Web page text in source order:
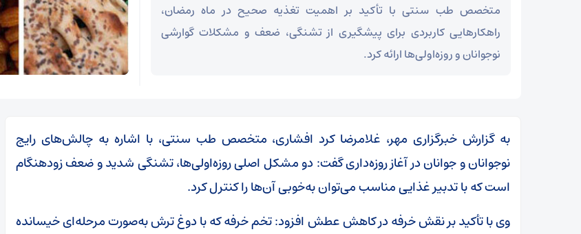
متخصص طب سنتی با تأکید بر اهمیت تغذیه صحیح در ماه رمضان،
راهکارهایی کاربردی برای پیشگیری از تشنگی، ضعف و مشکلات گوارشی
نوجوانان و روزه‌اولی‌ها ارائه کرد.
به گزارش خبرگزاری مهر، غلامرضا کرد افشاری، متخصص طب سنتی، با اشاره به چالش‌های رایج
نوجوانان و جوانان در آغاز روزه‌داری گفت: دو مشکل اصلی روزه‌اولی‌ها، تشنگی شدید و ضعف زودهنگام
است که با تدبیر غذایی مناسب می‌توان به‌خوبی آن‌ها را کنترل کرد.
وی با تأکید بر نقش خرفه در کاهش عطش افزود: تخم خرفه که با دوغ ترش به‌صورت مرحله‌ای خیسانده